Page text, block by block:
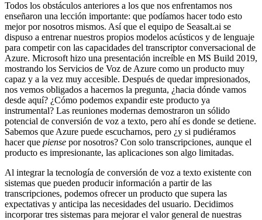
Todos los obstáculos anteriores a los que nos enfrentamos nos
enseñaron una lección importante: que podíamos hacer todo esto
mejor por nosotros mismos. Así que el equipo de Seasalt.ai se
dispuso a entrenar nuestros propios modelos acústicos y de lenguaje
para competir con las capacidades del transcriptor conversacional de
Azure. Microsoft hizo una presentación increíble en MS Build 2019,
mostrando los Servicios de Voz de Azure como un producto muy
capaz y a la vez muy accesible. Después de quedar impresionados,
nos vemos obligados a hacernos la pregunta, ¿hacia dónde vamos
desde aquí? ¿Cómo podemos expandir este producto ya
instrumental? Las reuniones modernas demostraron un sólido
potencial de conversión de voz a texto, pero ahí es donde se detiene.
Sabemos que Azure puede escucharnos, pero ¿y si pudiéramos
hacer que piense por nosotros? Con solo transcripciones, aunque el
producto es impresionante, las aplicaciones son algo limitadas.
Al integrar la tecnología de conversión de voz a texto existente con
sistemas que pueden producir información a partir de las
transcripciones, podemos ofrecer un producto que supera las
expectativas y anticipa las necesidades del usuario. Decidimos
incorporar tres sistemas para mejorar el valor general de nuestras